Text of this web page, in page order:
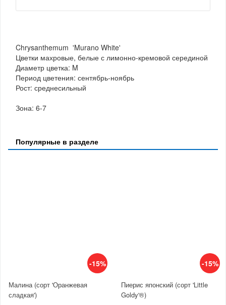
Chrysanthemum 'Murano White'
Цветки махровые, белые с лимонно-кремовой серединой
Диаметр цветка: M
Период цветения: сентябрь-ноябрь
Рост: среднесильный
Зона: 6-7
Популярные в разделе
-15%
Малина (сорт 'Оранжевая
сладкая')
-15%
Пиерис японский (сорт 'Little
Goldy'®)